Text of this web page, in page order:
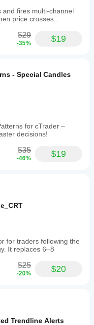
and fires multi-channel
price crosses..
$29
-35% $19
- Special Candles
for cTrader –
decisions!
$35
-46% $19
for traders following the
It replaces 6–8
$25
-20% $20
Trendline Alerts